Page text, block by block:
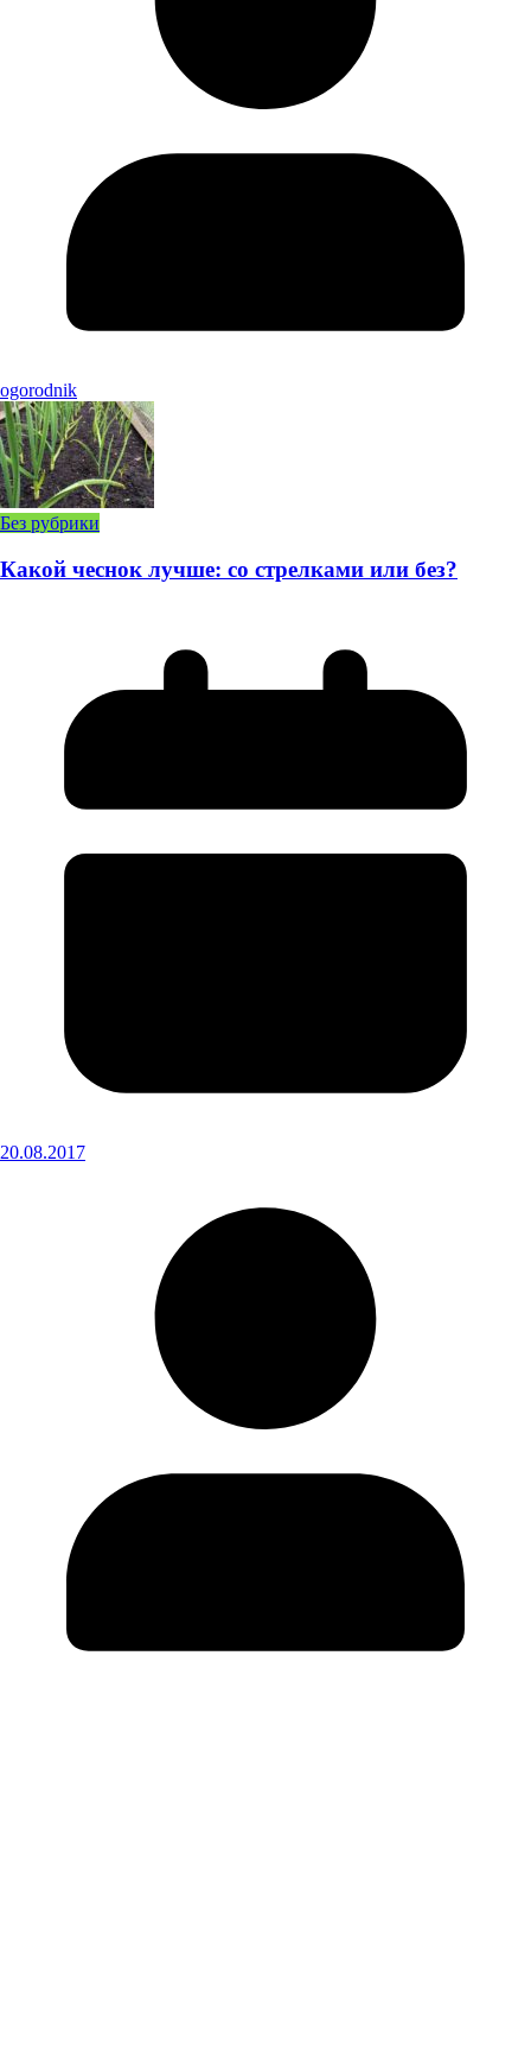
ogorodnik
Без рубрики
Какой чеснок лучше: со стрелками или без?
20.08.2017